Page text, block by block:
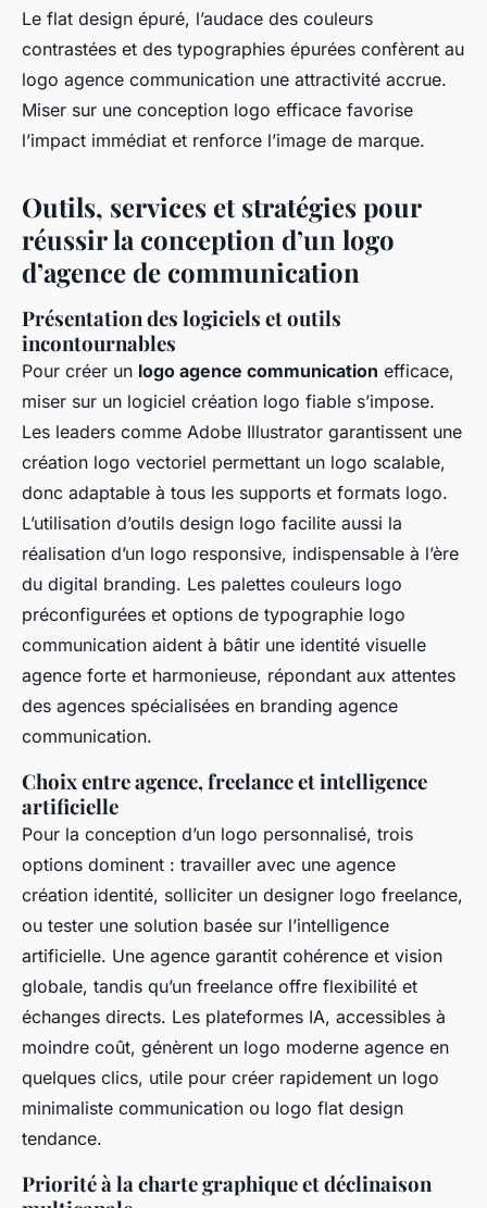
Le flat design épuré, l’audace des couleurs
contrastées et des typographies épurées confèrent au
logo agence communication une attractivité accrue.
Miser sur une conception logo efficace favorise
l’impact immédiat et renforce l’image de marque.
Outils, services et stratégies pour
réussir la conception d’un logo
d’agence de communication
Présentation des logiciels et outils
incontournables
Pour créer un logo agence communication efficace,
miser sur un logiciel création logo fiable s’impose.
Les leaders comme Adobe Illustrator garantissent une
création logo vectoriel permettant un logo scalable,
donc adaptable à tous les supports et formats logo.
L’utilisation d’outils design logo facilite aussi la
réalisation d’un logo responsive, indispensable à l’ère
du digital branding. Les palettes couleurs logo
préconfigurées et options de typographie logo
communication aident à bâtir une identité visuelle
agence forte et harmonieuse, répondant aux attentes
des agences spécialisées en branding agence
communication.
Choix entre agence, freelance et intelligence
artificielle
Pour la conception d’un logo personnalisé, trois
options dominent : travailler avec une agence
création identité, solliciter un designer logo freelance,
ou tester une solution basée sur l’intelligence
artificielle. Une agence garantit cohérence et vision
globale, tandis qu’un freelance offre flexibilité et
échanges directs. Les plateformes IA, accessibles à
moindre coût, génèrent un logo moderne agence en
quelques clics, utile pour créer rapidement un logo
minimaliste communication ou logo flat design
tendance.
Priorité à la charte graphique et déclinaison